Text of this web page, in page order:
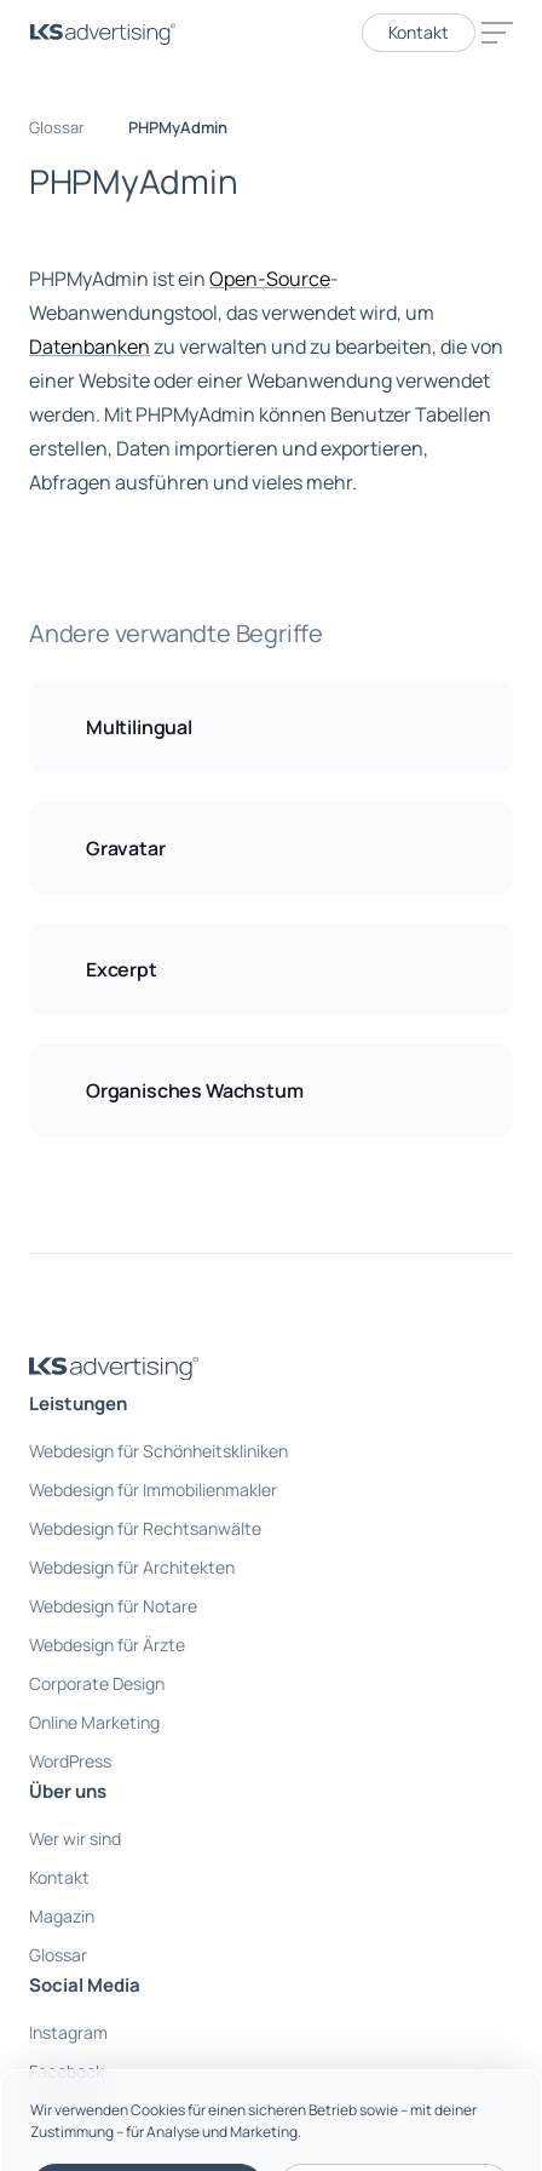
Wir verwenden Cookies für einen sicheren Betrieb sowie – mit deiner
Zustimmung – für Analyse und Marketing.
Kontakt
Glossar PHPMyAdmin
PHPMyAdmin
PHPMyAdmin ist einOpen-Source-
Webanwendungstool, das verwendet wird, um
Datenbankenzu verwalten und zu bearbeiten, die von
einer Website oder einer Webanwendung verwendet
werden. Mit PHPMyAdmin können Benutzer Tabellen
erstellen, Daten importieren und exportieren,
Abfragen ausführen und vieles mehr.
Andere verwandte Begriffe
Multilingual
Gravatar
Excerpt
Organisches Wachstum
Leistungen
Webdesign für Schönheitskliniken
Webdesign für Immobilienmakler
Webdesign für Rechtsanwälte
Webdesign für Architekten
Webdesign für Notare
Webdesign für Ärzte
Corporate Design
Online Marketing
WordPress
Über uns
Wer wir sind
Kontakt
Magazin
Glossar
Social Media
Instagram
Facebook
Youtube